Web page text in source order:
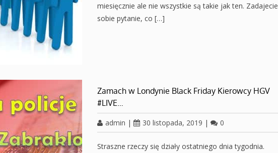
miesięcznie ale nie wszystkie są takie jak ten. Zadajecie
sobie pytanie, co […]
Zamach w Londynie Black Friday Kierowcy HGV
#LIVE…
admin | 30 listopada, 2019 | 0
Straszne rzeczy się działy ostatniego dnia tygodnia.